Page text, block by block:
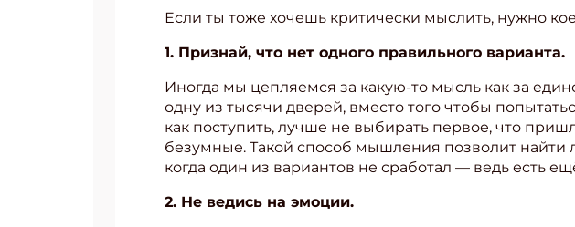
Если ты тоже хочешь критически мыслить, нужно
1. Признай, что нет одного правильного варианта.
Иногда мы цепляемся за какую-то мысль как за
одну из тысячи дверей, вместо того чтобы
как поступить, лучше не выбирать первое, что
безумные. Такой способ мышления позволит
когда один из вариантов не сработал — ведь есть
2. Не ведись на эмоции.